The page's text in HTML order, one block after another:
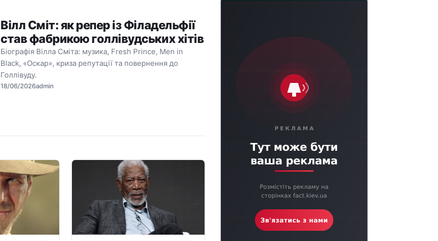
Вілл Сміт: як репер із Філадельфії
став фабрикою голлівудських хітів
Біографія Вілла Сміта: музика, Fresh Prince, Men in
Black, «Оскар», криза репутації та повернення до
Голлівуду.
18/06/2026admin